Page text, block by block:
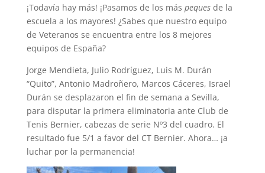
¡Todavía hay más! ¡Pasamos de los más pequesde la
escuela a los mayores! ¿Sabes que nuestro equipo
de Veteranos se encuentra entre los 8 mejores
equipos de España?
Jorge Mendieta, Julio Rodríguez, Luis M. Durán
“Quito”, Antonio Madroñero, Marcos Cáceres, Israel
Durán se desplazaron el fin de semana a Sevilla,
para disputar la primera eliminatoria ante Club de
Tenis Bernier, cabezas de serie Nº3 del cuadro. El
resultado fue 5/1 a favor del CT Bernier. Ahora… ¡a
luchar por la permanencia!